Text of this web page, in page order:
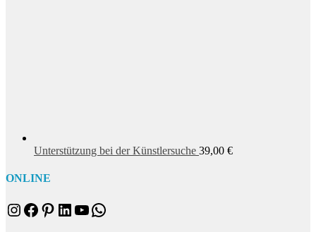
Unterstützung bei der Künstlersuche 39,00 €
ONLINE
Instagram
Facebook
Pinterest
LinkedIn
YouTube
WhatsApp